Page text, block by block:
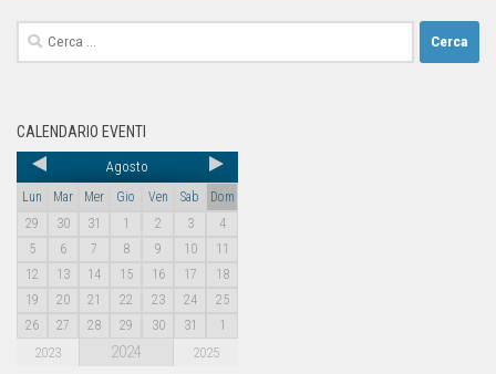
CALENDARIO EVENTI
Agosto
Lun Mar Mer Gio Ven Sab
Dom
29
30 31 1 2 3
4
5
6 7 8 9 10
11
12
13 14 15 16 17
18
19
20 21 22 23 24
25
26
27 28 29 30 31 1
2023 2024 2025